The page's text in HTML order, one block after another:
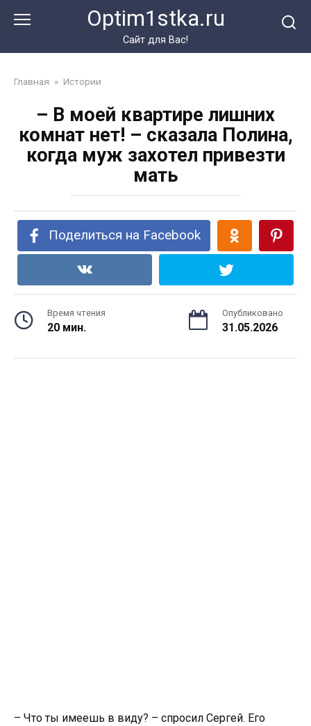
Optim1stka.ru
Сайт для Вас!
Главная » Истории
– В моей квартире лишних
комнат нет! – сказала Полина,
когда муж захотел привезти
мать
Поделиться на Facebook
Время чтения
20 мин.
Опубликовано
31.05.2026
– Что ты имеешь в виду? – спросил Сергей. Его